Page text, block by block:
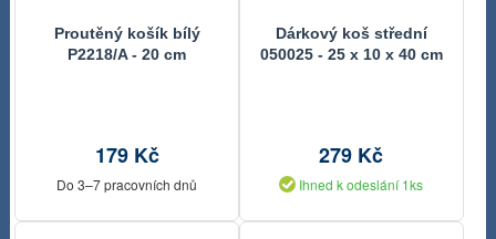
Proutěný košík bílý
P2218/A - 20 cm
179 Kč
Do 3–7 pracovních dnů
Dárkový koš střední
050025 - 25 x 10 x 40 cm
279 Kč
Ihned k odeslání 1ks